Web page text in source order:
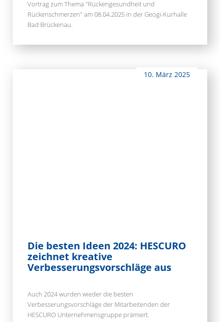
Vortrag zum Thema "Rückengesundheit und
Rückenschmerzen" am 08.04.2025 in der Geogi-Kurhalle
Bad Brückenau.
Die besten Ideen 2024: HESCURO
zeichnet kreative
Verbesserungsvorschläge aus
10. März 2025
Auch 2024 wurden wieder die besten
Verbesserungsvorschläge der Mitarbeitenden der
HESCURO Unternehmensgruppe prämiert.